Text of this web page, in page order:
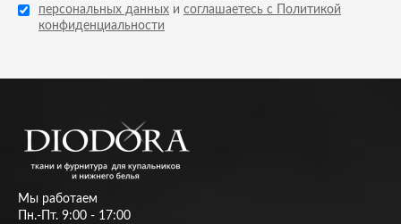
персональных данных и соглашаетесь с Политикой
конфиденциальности
Мы работаем
Пн.-Пт. 9:00 - 17:00